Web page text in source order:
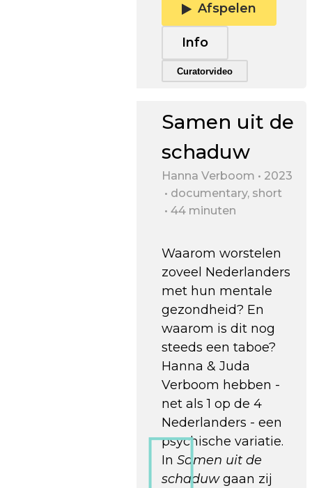
Afspelen
Info
Curatorvideo
Samen uit de
schaduw
Hanna Verboom
2023
documentary, short
44 minuten
Waarom worstelen
zoveel Nederlanders
met hun mentale
gezondheid? En
waarom is dit nog
steeds een taboe?
Hanna & Juda
Verboom hebben -
net als 1 op de 4
Nederlanders - een
psychische variatie.
InSamen uit de
schaduwgaan zij